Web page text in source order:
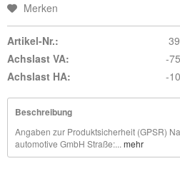
Merken
Artikel-Nr.:
Achslast VA:
-
Achslast HA:
-
Beschreibung
Angaben zur Produktsicherheit (GPSR)
automotive GmbH Straße:... mehr